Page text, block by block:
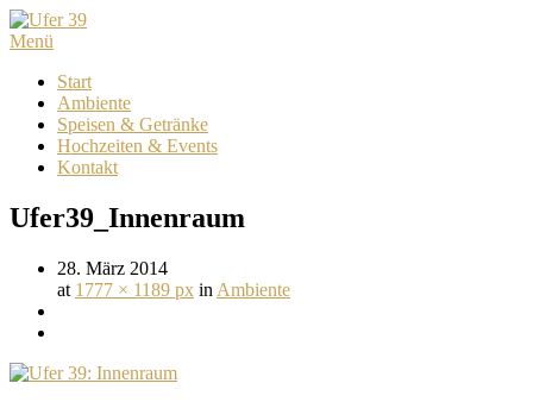
Menü
Start
Ambiente
Speisen & Getränke
Hochzeiten & Events
Kontakt
Ufer39_Innenraum
28. März 2014
at 1777 × 1189 px in Ambiente